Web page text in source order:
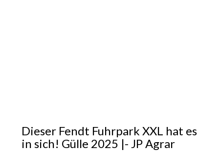
Dieser Fendt Fuhrpark XXL hat es
in sich! Gülle 2025 |- JP Agrar